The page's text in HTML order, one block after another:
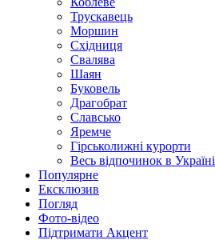
Трускавець
Моршин
Східниця
Свалява
Шаян
Буковель
Драгобрат
Славсько
Яремче
Гірськолижні курорти
Весь відпочинок в Україні
Популярне
Ексклюзив
Погляд
Фото-відео
Підтримати Акцент